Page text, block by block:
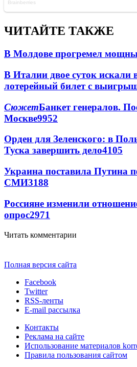
ЧИТАЙТЕ ТАКЖЕ
В Молдове прогремел
В Италии двое суток
лотерейный билет с
СюжетБанкет генералов.
Москве9952
Орден для Зеленского: в
Туска завершить дело4105
Украина поставила Путина
СМИ3188
Россияне изменили
опрос2971
Читать комментарии
Полная версия сайта
Facebook
Twitter
RSS-ленты
E-mail рассылка
Контакты
Реклама на сайте
Использование материалов
Правила пользования сайтом